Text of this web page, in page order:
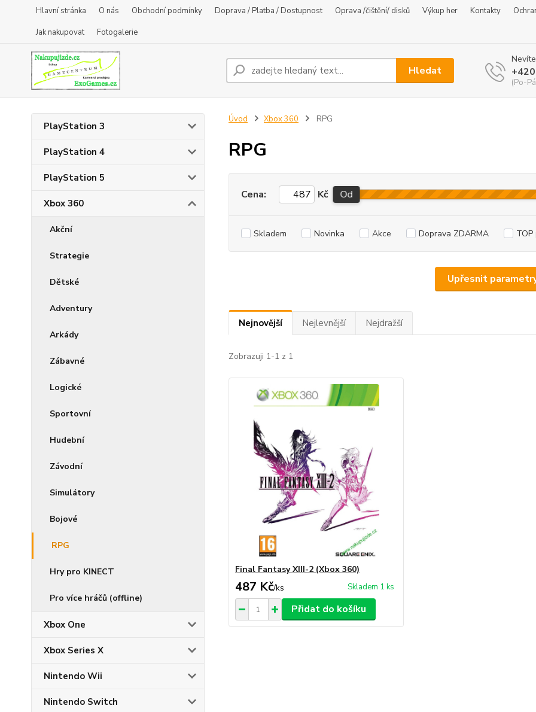
Hlavní stránka O nás Obchodní podmínky Doprava / Platba / Dostupnost Oprava /čištění/ disků Výkup her Kontakty
Jak nakupovat
Fotogalerie
Hledat
(Po-
PlayStation 3
PlayStation 4
PlayStation 5
Xbox 360
Akční
Strategie
Dětské
Adventury
Arkády
Zábavné
Logické
Sportovní
Hudební
Závodní
Simulátory
Bojové
RPG
Hry pro KINECT
Pro více hráčů (offline)
Xbox One
Xbox Series X
Nintendo Wii
Nintendo Switch
Úvod Xbox 360 RPG
RPG
Upřesnit
Cena: Kč Od
Skladem Novinka Akce Doprava ZDARMA
Nejnovější Nejlevnější Nejdražší
Zobrazuji 1-1 z 1
Final Fantasy XIII-2 (Xbox 360)
487 Kč/ks Skladem 1 ks
Přidat do košíku